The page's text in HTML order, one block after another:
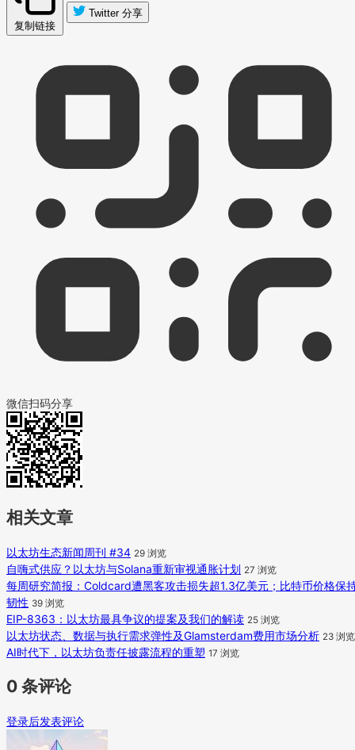
复制链接
Twitter 分享
微信扫码分享
相关文章
以太坊生态新闻周刊 #34 29 浏览
自嗨式供应？以太坊与Solana重新审视通胀计划 27 浏览
每周研究简报：Coldcard遭黑客攻击损失超1.3亿美元；比特币价格保
韧性 39 浏览
EIP-8363：以太坊最具争议的提案及我们的解读 25 浏览
以太坊状态、数据与执行需求弹性及Glamsterdam费用市场分析 23 浏览
AI时代下，以太坊负责任披露流程的重塑 17 浏览
0 条评论
登录后发表评论